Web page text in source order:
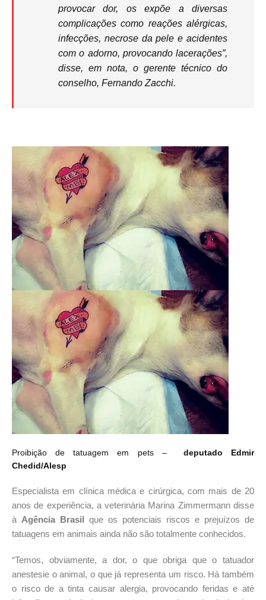
provocar dor, os expõe a diversas
complicações como reações alérgicas,
infecções, necrose da pele e acidentes
com o adorno, provocando lacerações”,
disse, em nota, o gerente técnico do
conselho, Fernando Zacchi.
Proibição de tatuagem em pets – deputado
Edmir
Chedid/Alesp
Especialista em clínica médica e cirúrgica, com mais de 20
anos de experiência, a veterinária Marina Zimmermann disse
à Agência Brasil
que os potenciais riscos e prejuízos de
tatuagens em animais ainda não são totalmente conhecidos.
“Temos, obviamente, a dor, o que obriga que o tatuador
anestesie o animal, o que já representa um risco. Há também
o risco de a tinta causar alergia, provocando feridas e até